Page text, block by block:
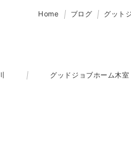
グッドジョブホーム木室
Home ブログ グット